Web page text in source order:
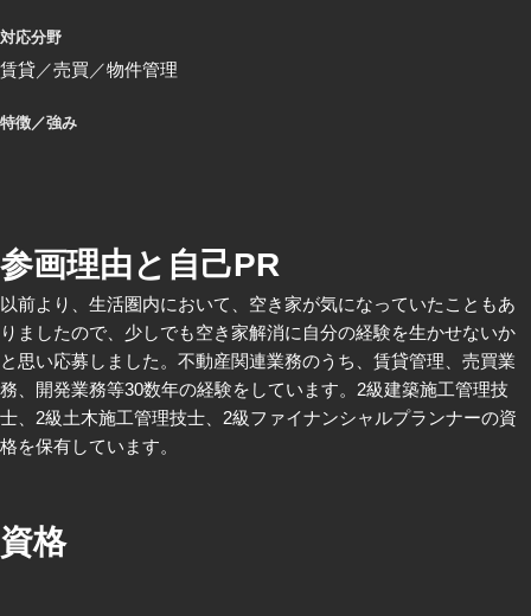
対応分野
賃貸 売買 物件管理
特徴／強み
参画理由と自己PR
以前より、生活圏内において、空き家が気になっていたこともあ
りましたので、少しでも空き家解消に自分の経験を生かせないか
と思い応募しました。不動産関連業務のうち、賃貸管理、売買業
務、開発業務等30数年の経験をしています。2級建築施工管理技
士、2級土木施工管理技士、2級ファイナンシャルプランナーの資
格を保有しています。
資格